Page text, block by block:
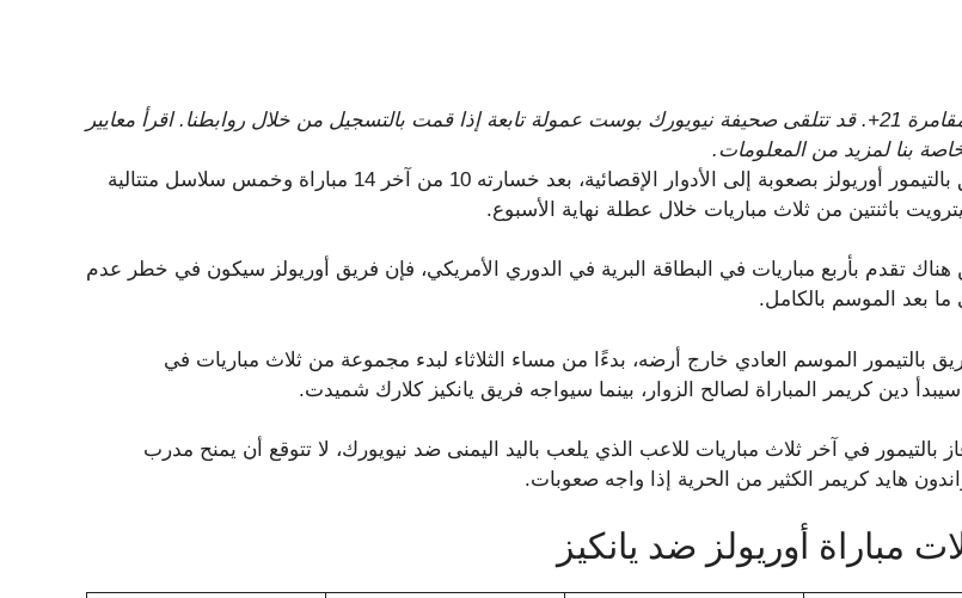
محتوى المقامرة 21+. قد تتلقى صحيفة نيويورك بوست عمولة تابعة إذا قمت بالتسجيل من خلال روابطنا. اقرأ معايير
بنا لمزيد من المعلومات.
يتجه فريق بالتيمور أوريولز بصعوبة إلى الأدوار الإقصائية، بعد خسارته 10 من آخر 14 مباراة وخمس سلاسل متتالية
باثنتين من ثلاث مباريات خلال عطلة نهاية الأسبوع.
هناك تقدم بأربع مباريات في البطاقة البرية في الدوري الأمريكي، فإن فريق أوريولز سيكون في خطر عدم
ما بعد الموسم بالكامل.
بالتيمور الموسم العادي خارج أرضه، بدءًا من مساء الثلاثاء لبدء مجموعة من ثلاث مباريات في
دين كريمر المباراة لصالح الزوار، بينما سيواجه فريق يانكيز كلارك شميدت.
بالتيمور في آخر ثلاث مباريات للاعب الذي يلعب باليد اليمنى ضد نيويورك، لا تتوقع أن يمنح مدرب
هايد كريمر الكثير من الحرية إذا واجه صعوبات.
مباراة أوريولز ضد يانكيز